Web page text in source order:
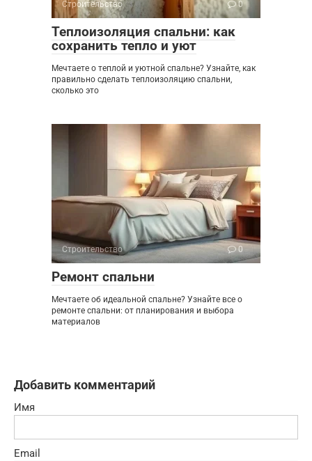
Строительство 0
Теплоизоляция спальни: как
сохранить тепло и уют
Мечтаете о теплой и уютной спальне? Узнайте, как
правильно сделать теплоизоляцию спальни,
сколько это
Строительство 0
Ремонт спальни
Мечтаете об идеальной спальне? Узнайте все о
ремонте спальни: от планирования и выбора
материалов
Добавить комментарий
Имя
Email